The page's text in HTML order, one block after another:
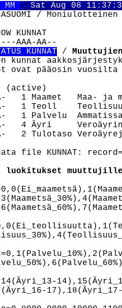
MM
Sat Aug 08
/
KUNNAT
AAA-AA--
KUNNAT /
kunnat
ovat pääosin
(active)
1 Maamet   Maa- ja
1 Teoll
1 Palvelu
4 Äyri
2 Tulotaso
file KUNNAT:
luokitukset